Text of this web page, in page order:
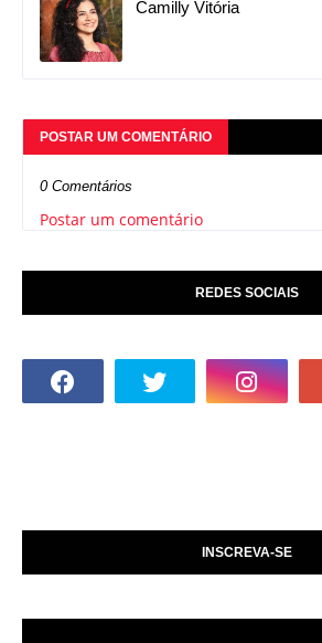
Camilly Vitória
POSTAR UM COMENTÁRIO
0 Comentários
Postar um comentário
REDES SOCIAIS
INSCREVA-SE